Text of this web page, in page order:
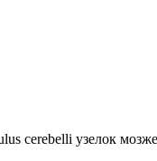
cerebelli узелок